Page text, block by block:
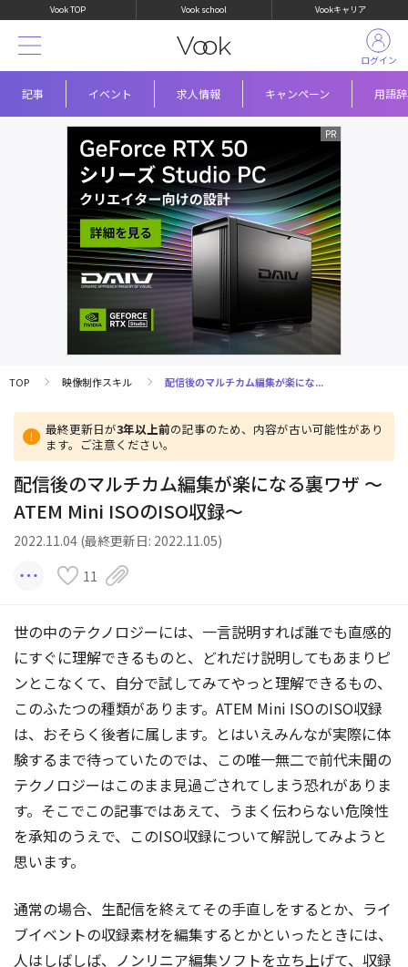
Vook TOP Vook school Vookキャリア
記事 イベント 求人情報 キャンペーン 用語
ログイン
TOP 映像制作スキル 配信後のマルチカム編集が楽にな...
最終更新日が3年以上前の記事のため、内容が古い可能性があり
ます。ご注意ください。
配信後のマルチカム編集が楽になる裏ワザ 〜
ATEM Mini ISOのISO収録〜
2022.11.04 (最終更新日: 2022.11.05)
11
世の中のテクノロジーには、一言説明すれば誰でも直感的
にすぐに理解できるものと、どれだけ説明してもあまりピ
ンとこなくて、自分で試してみてやっと理解できるもの、
このふたつの種類があります。ATEM Mini ISOのISO収録
は、おそらく後者に属します。とはいえみんなが実際に体
験するまで待っていたのでは、この唯一無二で前代未聞の
テクノロジーはこのまま見過ごされてしまう恐れがありま
す。そこでこの記事ではあえて、うまく伝わらない危険性
を承知のうえで、このISO収録について解説してみようと
思います。
通常の場合、生配信を終えてその手直しをするとか、ライ
ブイベントの収録素材を編集するとかといったときには、
人はしばしば、ノンリニア編集ソフトを立ち上げて、収録